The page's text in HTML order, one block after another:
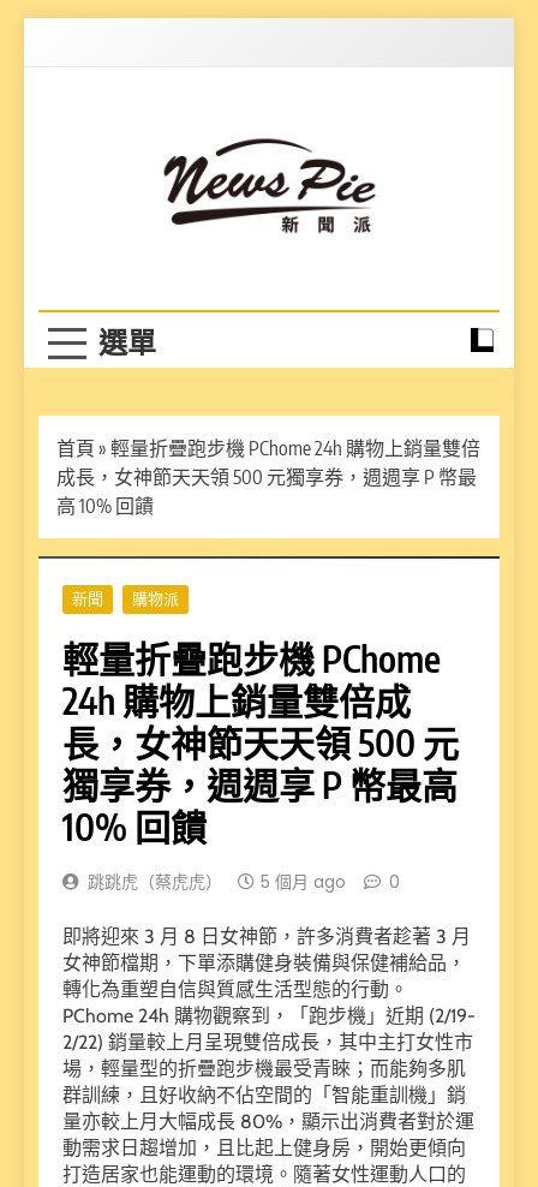
首頁 » 輕量折疊跑步機 PChome 24h 購物上銷量雙倍
成長，女神節天天領 500 元獨享券，週週享 P 幣最
高 10% 回饋
新聞 購物派
輕量折疊跑步機 PChome
24h 購物上銷量雙倍成
長，女神節天天領 500 元
獨享券，週週享 P 幣最高
10% 回饋
跳跳虎（蔡虎虎） 5 個月 ago 0
即將迎來 3 月 8 日女神節，許多消費者趁著 3 月
女神節檔期，下單添購健身裝備與保健補給品，
轉化為重塑自信與質感生活型態的行動。
PChome 24h 購物觀察到，「跑步機」近期 (2/19-
2/22) 銷量較上月呈現雙倍成長，其中主打女性市
場，輕量型的折疊跑步機最受青睞；而能夠多肌
群訓練，且好收納不佔空間的「智能重訓機」銷
量亦較上月大幅成長 80%，顯示出消費者對於運
動需求日趨增加，且比起上健身房，開始更傾向
打造居家也能運動的環境。隨著女性運動人口的